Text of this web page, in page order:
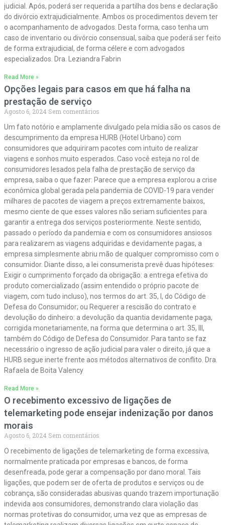
judicial. Após, poderá ser requerida a partilha dos bens e declaração
do divórcio extrajudicialmente. Ambos os procedimentos devem ter
o acompanhamento de advogados. Desta forma, caso tenha um
caso de inventario ou divórcio consensual, saiba que poderá ser feito
de forma extrajudicial, de forma célere e com advogados
especializados. Dra. Leziandra Fabrin
Read More »
Opções legais para casos em que há falha na
prestação de serviço
Agosto 6, 2024 Sem comentários
Um fato notório e amplamente divulgado pela mídia são os casos de
descumprimento da empresa HURB (Hotel Urbano) com
consumidores que adquiriram pacotes com intuito de realizar
viagens e sonhos muito esperados. Caso você esteja no rol de
consumidores lesados pela falha de prestação de serviço da
empresa, saiba o que fazer: Parece que a empresa explorou a crise
econômica global gerada pela pandemia de COVID-19 para vender
milhares de pacotes de viagem a preços extremamente baixos,
mesmo ciente de que esses valores não seriam suficientes para
garantir a entrega dos serviços posteriormente. Neste sentido,
passado o período da pandemia e com os consumidores ansiosos
para realizarem as viagens adquiridas e devidamente pagas, a
empresa simplesmente abriu mão de qualquer compromisso com o
consumidor. Diante disso, a lei consumerista prevê duas hipóteses:
Exigir o cumprimento forçado da obrigação: a entrega efetiva do
produto comercializado (assim entendido o próprio pacote de
viagem, com tudo incluso), nos termos do art. 35, I, do Código de
Defesa do Consumidor; ou Requerer a rescisão do contrato e
devolução do dinheiro: a devolução da quantia devidamente paga,
corrigida monetariamente, na forma que determina o art. 35, III,
também do Código de Defesa do Consumidor. Para tanto se faz
necessário o ingresso de ação judicial para valer o direito, já que a
HURB segue inerte frente aos métodos alternativos de conflito. Dra.
Rafaela de Boita Valency
Read More »
O recebimento excessivo de ligações de
telemarketing pode ensejar indenização por danos
morais
Agosto 6, 2024 Sem comentários
O recebimento de ligações de telemarketing de forma excessiva,
normalmente praticada por empresas e bancos, de forma
desenfreada, pode gerar a compensação por dano moral. Tais
ligações, que podem ser de oferta de produtos e serviços ou de
cobrança, são consideradas abusivas quando trazem importunação
indevida aos consumidores, demonstrando clara violação das
normas protetivas do consumidor, uma vez que as empresas de